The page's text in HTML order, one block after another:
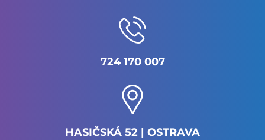
724 170 007
HASIČSKÁ 52 | OSTRAVA